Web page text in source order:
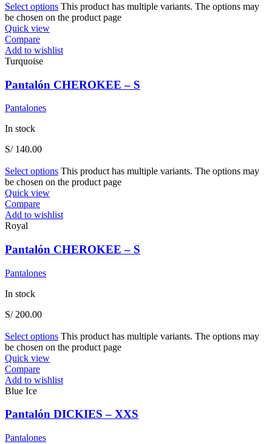
Select options This product has multiple variants. The options may
be chosen on the product page
Quick view
Compare
Add to wishlist
Turquoise
Pantalón CHEROKEE – S
Pantalones
In stock
S/140.00
Select options This product has multiple variants. The options may
be chosen on the product page
Quick view
Compare
Add to wishlist
Royal
Pantalón CHEROKEE – S
Pantalones
In stock
S/200.00
Select options This product has multiple variants. The options may
be chosen on the product page
Quick view
Compare
Add to wishlist
Blue Ice
Pantalón DICKIES – XXS
Pantalones